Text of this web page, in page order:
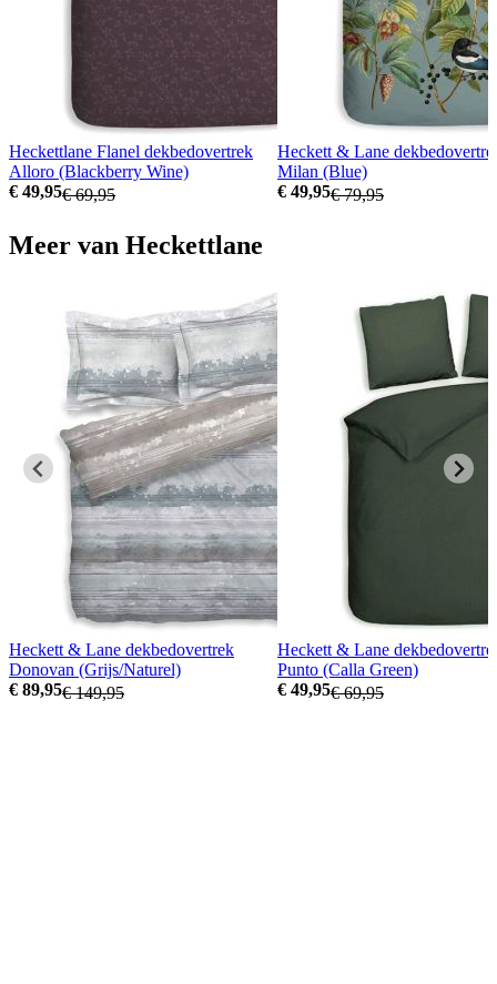
Heckettlane Flanel dekbedovertrek
Alloro (Blackberry Wine)
€ 49,95€ 69,95
Heckett & Lane
Milan (Blue)
€ 49,95€ 79,95
Meer van Heckettlane
Heckett & Lane dekbedovertrek
Donovan (Grijs/Naturel)
€ 89,95€ 149,95
Heckett & Lane
Punto (Calla Green)
€ 49,95€ 69,95